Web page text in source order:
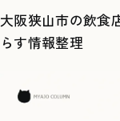
大阪狭山市の飲食
らす情報整理